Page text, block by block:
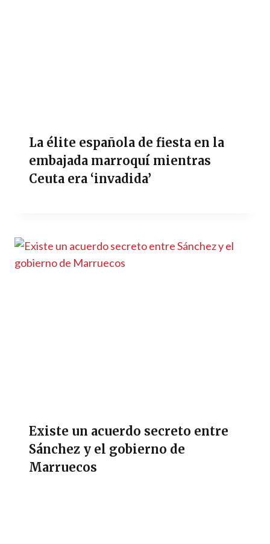
La élite española de fiesta en la
embajada marroquí mientras
Ceuta era ‘invadida’
Existe un acuerdo secreto entre
Sánchez y el gobierno de
Marruecos